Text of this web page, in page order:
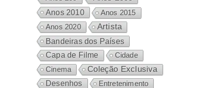
Anos 2010 Anos 2015
Anos 2020 Artista
Bandeiras dos Países
Capa de Filme
Cidade
Cinema
Coleção Exclusiva
Desenhos
Entretenimento